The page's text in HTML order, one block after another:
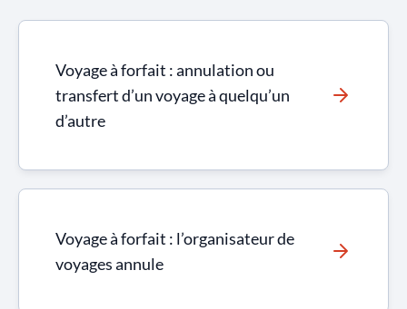
Voyage à forfait : annulation ou
transfert d’un voyage à quelqu’un
d’autre
Voyage à forfait : l’organisateur de
voyages annule